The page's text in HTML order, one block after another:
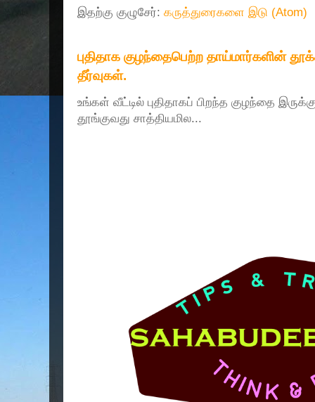
இதற்கு குழுசேர்: கருத்துரைகளை இடு (Atom)
புதிதாக குழந்தைபெற்ற தாய்மார்களின்
தீர்வுகள்.
உங்கள் வீட்டில் புதிதாகப் பிறந்த குழந்தை
தூங்குவது சாத்தியமில...